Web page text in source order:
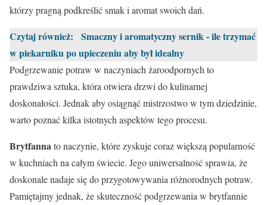
którzy pragną podkreślić smak i aromat swoich dań.
Czytaj również:
Smaczny i aromatyczny sernik - ile trzymać
w piekarniku po upieczeniu aby był idealny
Podgrzewanie potraw w naczyniach żaroodpornych to
prawdziwa sztuka, która otwiera drzwi do kulinarnej
doskonałości. Jednak aby osiągnąć mistrzostwo w tym dziedzinie,
warto poznać kilka istotnych aspektów tego procesu.
Brytfannato naczynie, które zyskuje coraz większą popularność
w kuchniach na całym świecie. Jego uniwersalność sprawia, że
doskonale nadaje się do przygotowywania różnorodnych potraw.
Pamiętajmy jednak, że skuteczność podgrzewania w brytfannie